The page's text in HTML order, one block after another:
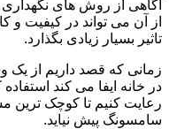
آگاهی از روش های
از آن می تواند در کیفیت
تاثیر بسیار زیادی بگذارد.
زمانی که قصد داریم از یک
در خانه ایفا می کند استفاده
رعایت کنیم تا کوچک ترین
سامسونگ پیش نیاید.